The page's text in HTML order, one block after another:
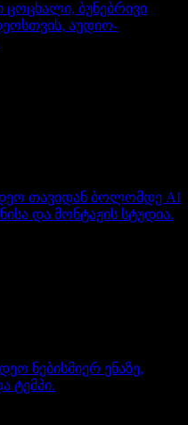
ბუნებრივი
აუდიო-
თავიდან ბოლომდე AI
და მონტაჟის სტუდია.
ნებისმიერ ენაზე,
ტემპი.